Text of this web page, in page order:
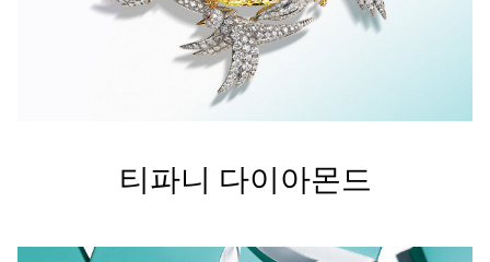
티파니 다이아몬드